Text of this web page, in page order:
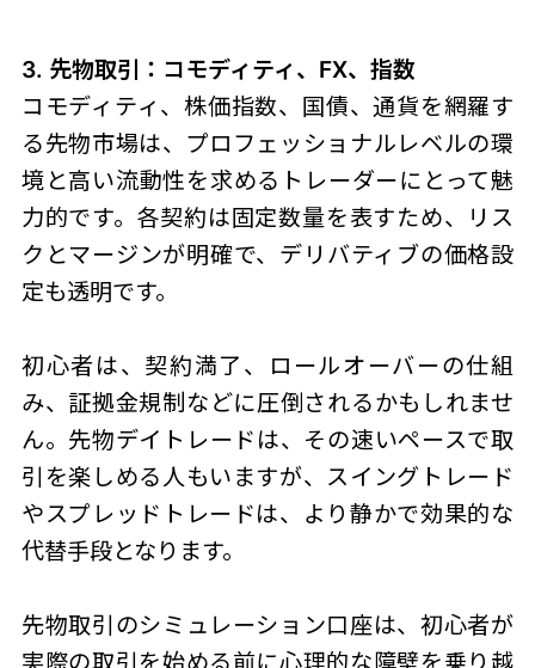
3. 先物取引：コモディティ、FX、指数
コモディティ、株価指数、国債、通貨を網羅す
る先物市場は、プロフェッショナルレベルの環
境と高い流動性を求めるトレーダーにとって魅
力的です。各契約は固定数量を表すため、リス
クとマージンが明確で、デリバティブの価格設
定も透明です。
初心者は、契約満了、ロールオーバーの仕組
み、証拠金規制などに圧倒されるかもしれませ
ん。先物デイトレードは、その速いペースで取
引を楽しめる人もいますが、スイングトレード
やスプレッドトレードは、より静かで効果的な
代替手段となります。
先物取引のシミュレーション口座は、初心者が
実際の取引を始める前に心理的な障壁を乗り越